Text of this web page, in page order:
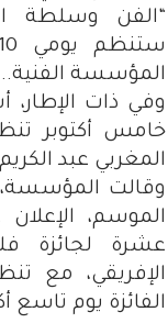
“الفن وسلطة
المؤسسة الفنية..
وفي ذات
خامس أكتوبر
المغربي عبد الكريم
وقالت المؤسسة،
الموسم، الإعلان
عشرة لجائزة
الإفريقي، مع
الفائزة يوم تاسع